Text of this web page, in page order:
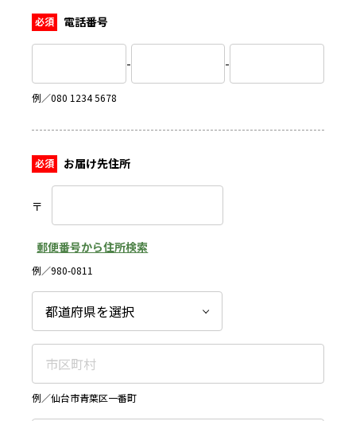
電話番号
- -
例／080 1234 5678
お届け先住所
〒
郵便番号から住所検索
例／980-0811
例／仙台市青葉区一番町